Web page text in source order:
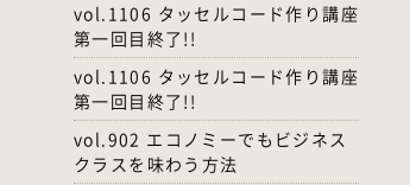
vol.1106 タッセルコード作り講座
第一回目終了!!
vol.1106 タッセルコード作り講座
第一回目終了!!
vol.902 エコノミーでもビジネス
クラスを味わう方法